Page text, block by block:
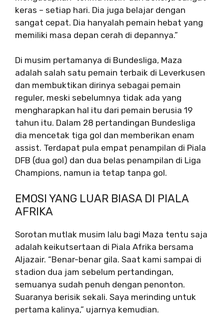
keras – setiap hari. Dia juga belajar dengan
sangat cepat. Dia hanyalah pemain hebat yang
memiliki masa depan cerah di depannya.”
Di musim pertamanya di Bundesliga, Maza
adalah salah satu pemain terbaik di Leverkusen
dan membuktikan dirinya sebagai pemain
reguler, meski sebelumnya tidak ada yang
mengharapkan hal itu dari pemain berusia 19
tahun itu. Dalam 28 pertandingan Bundesliga
dia mencetak tiga gol dan memberikan enam
assist. Terdapat pula empat penampilan di Piala
DFB (dua gol) dan dua belas penampilan di Liga
Champions, namun ia tetap tanpa gol.
EMOSI YANG LUAR BIASA DI PIALA
AFRIKA
Sorotan mutlak musim lalu bagi Maza tentu saja
adalah keikutsertaan di Piala Afrika bersama
Aljazair. “Benar-benar gila. Saat kami sampai di
stadion dua jam sebelum pertandingan,
semuanya sudah penuh dengan penonton.
Suaranya berisik sekali. Saya merinding untuk
pertama kalinya,” ujarnya kemudian.